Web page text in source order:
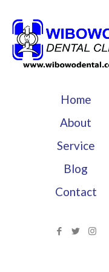
Home
About
Service
Blog
Contact